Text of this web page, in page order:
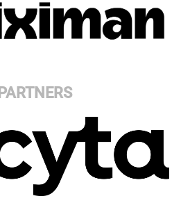
PARTNERS